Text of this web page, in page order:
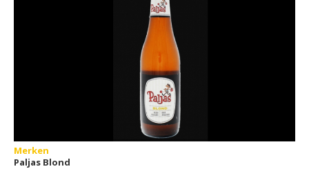
Merken
Paljas Blond